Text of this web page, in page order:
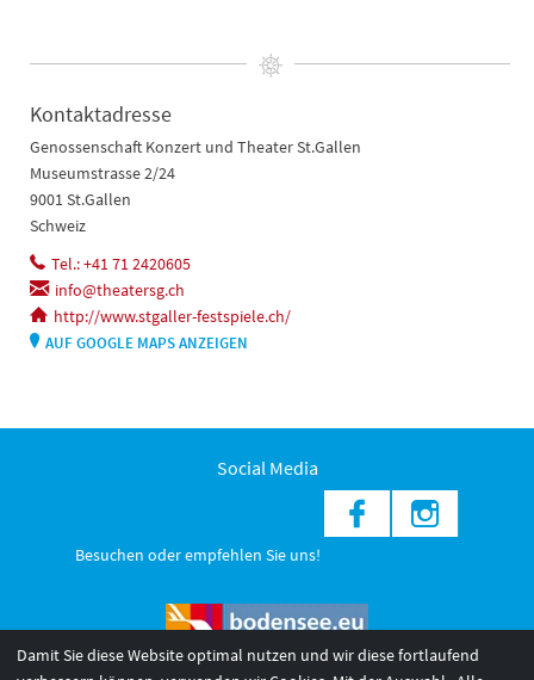
Kontaktadresse
Genossenschaft Konzert und Theater St.Gallen
Museumstrasse 2/24
9001 St.Gallen
Schweiz
Tel.: +41 71 2420605
info@theatersg.ch
http://www.stgaller-festspiele.ch/
AUF GOOGLE MAPS ANZEIGEN
Social Media
Besuchen oder empfehlen Sie uns!
Damit Sie diese Website optimal nutzen und wir diese fortlaufend